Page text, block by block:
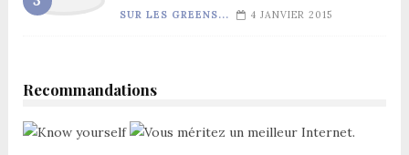
SUR LES GREENS... 4 JANVIER 2015
Recommandations